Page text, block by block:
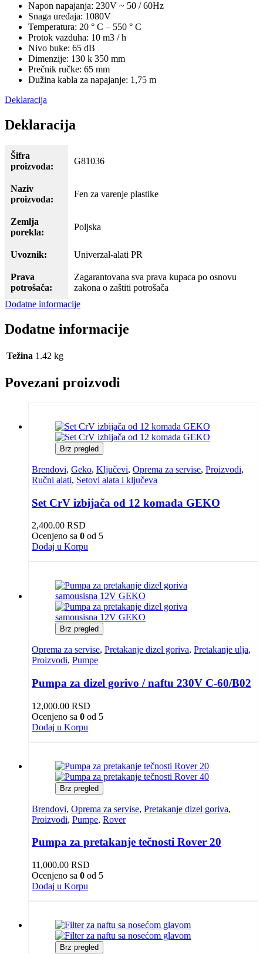
Napon napajanja: 230V ~ 50 / 60Hz
Snaga uređaja: 1080V
Temperatura: 20 ° C – 550 ° C
Protok vazduha: 10 m3 / h
Nivo buke: 65 dB
Dimenzije: 130 k 350 mm
Prečnik ručke: 65 mm
Dužina kabla za napajanje: 1,75 m
Deklaracija
Deklaracija
Šifra
proizvoda:
G81036
Naziv
proizvoda:
Fen za varenje plastike
Zemlja
porekla:
Poljska
Uvoznik: Univerzal-alati PR
Prava
potrošača:
Zagarantovana sva prava kupaca po osnovu
zakona o zaštiti potrošača
Dodatne informacije
Dodatne informacije
Težina 1.42 kg
Povezani proizvodi
Brz pregled
Brendovi, Geko, Ključevi, Oprema za servise, Proizvodi,
Ručni alati, Setovi alata i ključeva
Set CrV izbijača od 12 komada GEKO
2,400.00 RSD
Ocenjeno sa 0 od 5
Dodaj u Korpu
Brz pregled
Oprema za servise, Pretakanje dizel goriva, Pretakanje ulja,
Proizvodi, Pumpe
Pumpa za dizel gorivo / naftu 230V C-60/B02
12,000.00 RSD
Ocenjeno sa 0 od 5
Dodaj u Korpu
Brz pregled
Brendovi, Oprema za servise, Pretakanje dizel goriva,
Proizvodi, Pumpe, Rover
Pumpa za pretakanje tečnosti Rover 20
11,000.00 RSD
Ocenjeno sa 0 od 5
Dodaj u Korpu
Brz pregled